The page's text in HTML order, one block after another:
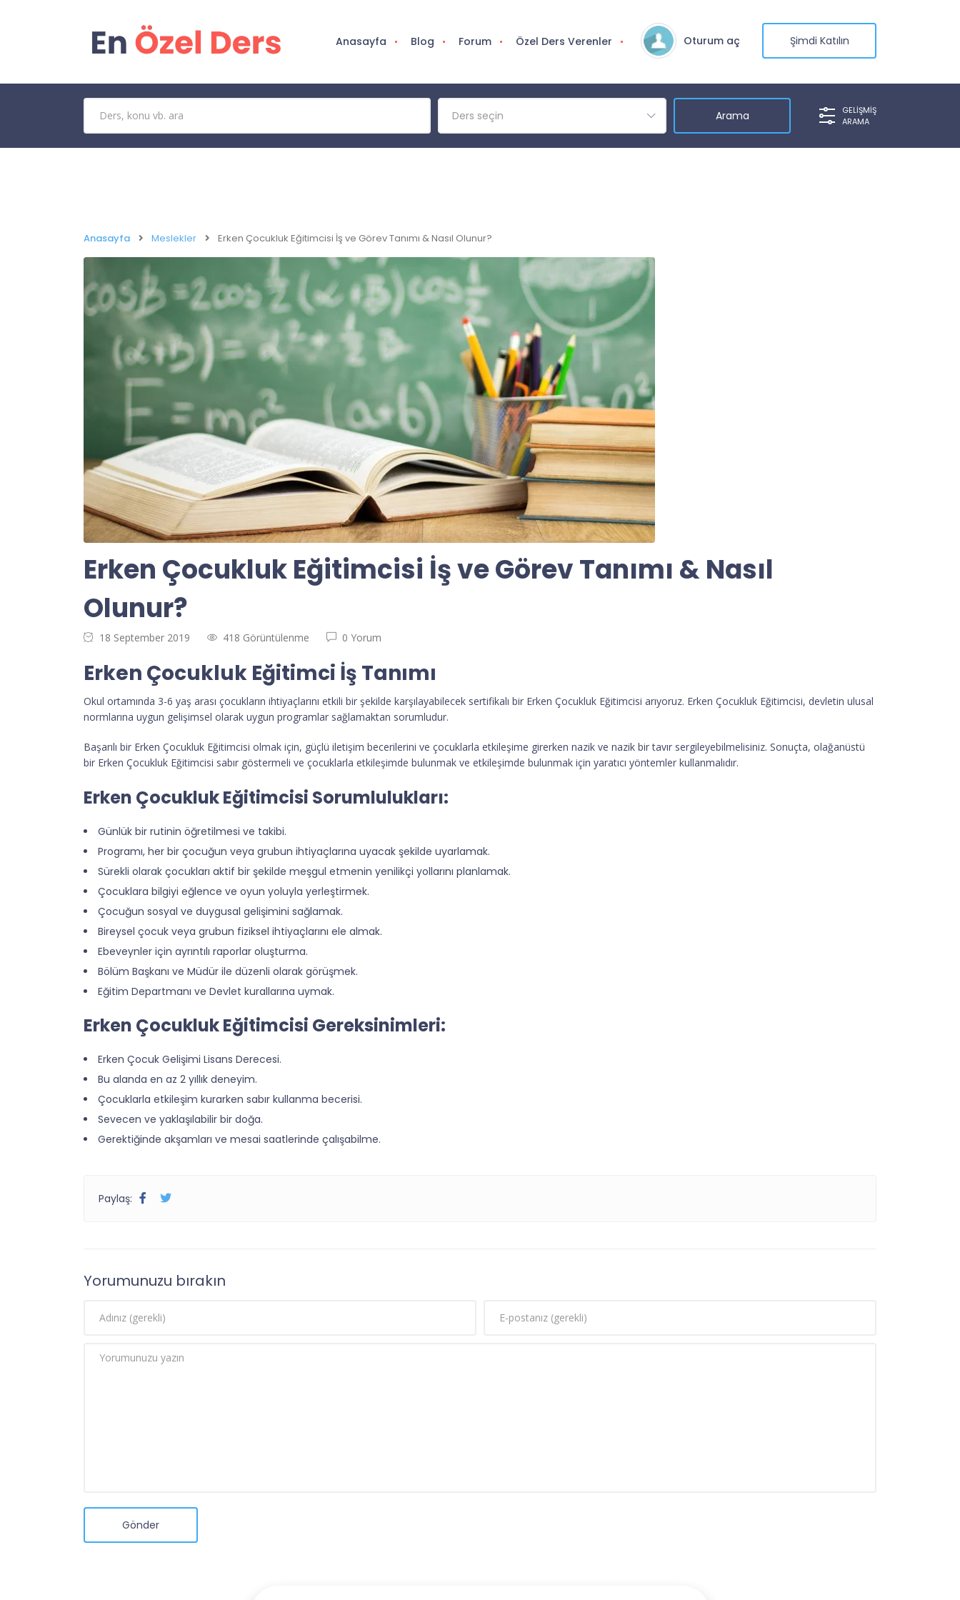
Anasayfa Blog Forum Özel Ders Verenler Oturum aç Şimdi Katılın
Ders seçin
GELIŞMIŞ
ARAMA
Anasayfa Meslekler Erken Çocukluk Eğitimcisi İş ve Görev Tanımı & Nasıl Olunur?
Erken Çocukluk Eğitimcisi İş ve Görev Tanımı & Nasıl
Olunur?
18 September 2019 418 Görüntülenme 0 Yorum
Erken Çocukluk Eğitimci İş Tanımı
Okul ortamında 3-6 yaş arası çocukların ihtiyaçlarını etkili bir şekilde karşılayabilecek sertifikalı bir Erken Çocukluk Eğitimcisi arıyoruz. Erken Çocukluk Eğitimcisi, devletin ulusal
normlarına uygun gelişimsel olarak uygun programlar sağlamaktan sorumludur.
Başarılı bir Erken Çocukluk Eğitimcisi olmak için, güçlü iletişim becerilerini ve çocuklarla etkileşime girerken nazik ve nazik bir tavır sergileyebilmelisiniz. Sonuçta, olağanüstü
bir Erken Çocukluk Eğitimcisi sabır göstermeli ve çocuklarla etkileşimde bulunmak ve etkileşimde bulunmak için yaratıcı yöntemler kullanmalıdır.
Erken Çocukluk Eğitimcisi Sorumlulukları:
Günlük bir rutinin öğretilmesi ve takibi.
Programı, her bir çocuğun veya grubun ihtiyaçlarına uyacak şekilde uyarlamak.
Sürekli olarak çocukları aktif bir şekilde meşgul etmenin yenilikçi yollarını planlamak.
Çocuklara bilgiyi eğlence ve oyun yoluyla yerleştirmek.
Çocuğun sosyal ve duygusal gelişimini sağlamak.
Bireysel çocuk veya grubun fiziksel ihtiyaçlarını ele almak.
Ebeveynler için ayrıntılı raporlar oluşturma.
Bölüm Başkanı ve Müdür ile düzenli olarak görüşmek.
Eğitim Departmanı ve Devlet kurallarına uymak.
Erken Çocukluk Eğitimcisi Gereksinimleri:
Erken Çocuk Gelişimi Lisans Derecesi.
Bu alanda en az 2 yıllık deneyim.
Çocuklarla etkileşim kurarken sabır kullanma becerisi.
Sevecen ve yaklaşılabilir bir doğa.
Gerektiğinde akşamları ve mesai saatlerinde çalışabilme.
Paylaş:
Yorumunuzu bırakın
Gönder